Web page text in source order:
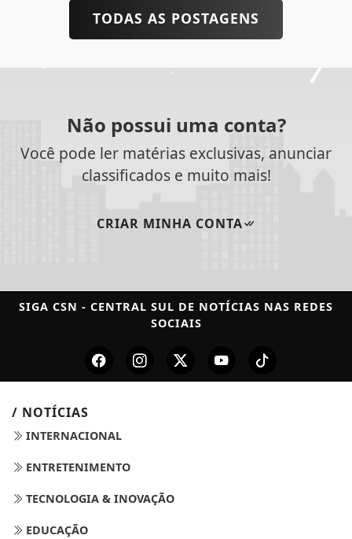
TODAS AS POSTAGENS
Não possui uma conta?
Você pode ler matérias exclusivas, anunciar
classificados e muito mais!
CRIAR MINHA CONTA
SIGA CSN - CENTRAL SUL DE NOTÍCIAS NAS REDES
SOCIAIS
/ NOTÍCIAS
INTERNACIONAL
ENTRETENIMENTO
TECNOLOGIA & INOVAÇÃO
EDUCAÇÃO